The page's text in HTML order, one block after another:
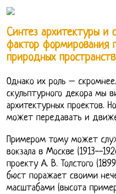
Синтез архитектуры и
фактор формирования
природных пространств
Однако их роль –
скульптурного декора мы
архитектурных проектов.
может передавать и
Примером тому может
вокзала в Москве (1913--
проекту А. В. Толстого
бюст поражает своими
масштабами (высота